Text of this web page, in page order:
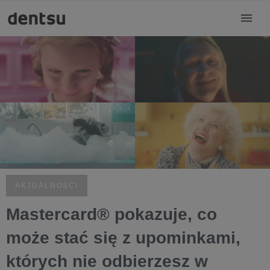
AKTUALNOŚCI
Mastercard® pokazuje, co
może stać się z upominkami,
których nie odbierzesz w